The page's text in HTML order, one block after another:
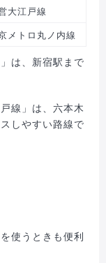
大江戸線
メトロ丸ノ内線
は、新宿駅まで
線」は、六本木
しやすい路線で
使うときも便利